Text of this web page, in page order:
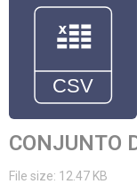
CONJUNTO
File size: 12.47 KB